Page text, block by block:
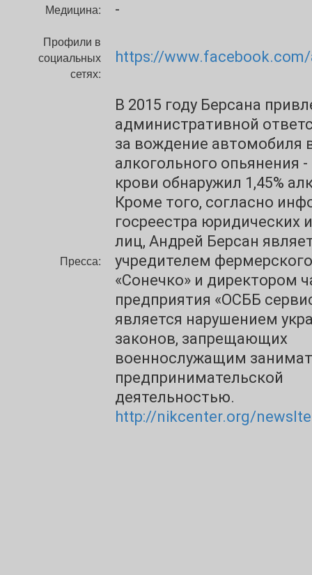
Медицина: -
Профили в
социальных
сетях:
https://
Пресса:
В 2015 году Берсана
административной
за вождение автомобиля
алкогольного опьянения -
крови обнаружил 1,45%
Кроме того, согласно
госреестра юридических
лиц, Андрей Берсан
учредителем
«Сонечко» и директором
предприятия «ОСББ
является нарушением
законов, запрещающих
военнослужащим
предпринимательской
деятельностью.
http://nikcenter.org/